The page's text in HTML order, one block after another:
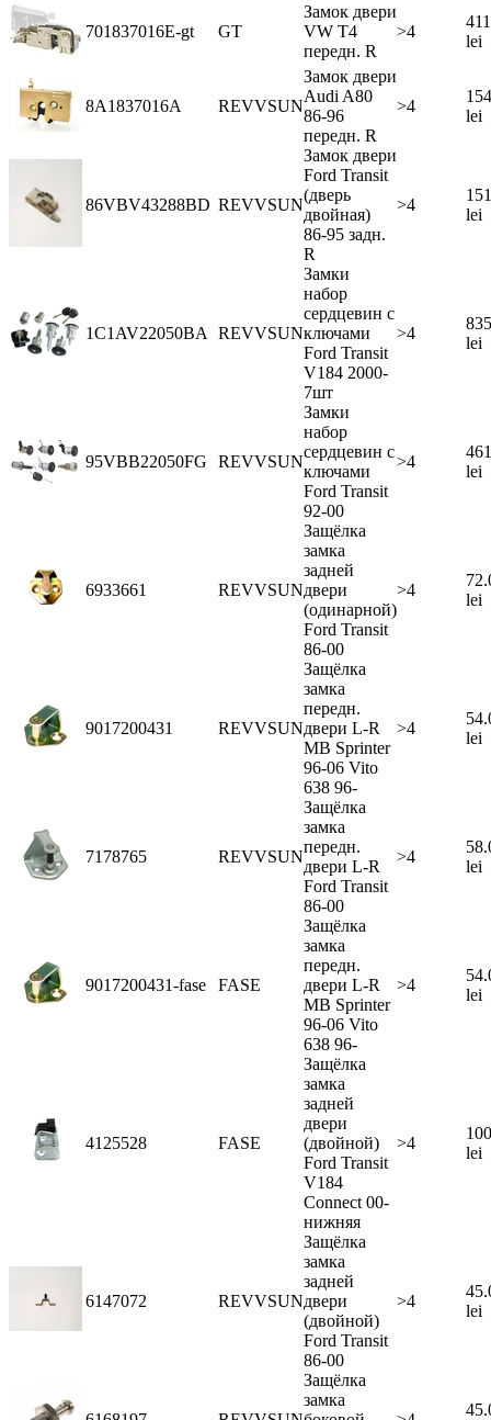
701837016E-gt GT
Замок двери
VW T4
передн. R
>4
lei
8A1837016A REVVSUN
Замок двери
Audi A80
86-96
передн. R
>4
lei
86VBV43288BD REVVSUN
Замок двери
Ford Transit
(дверь
двойная)
86-95 задн.
R
>4
lei
1C1AV22050BA REVVSUN
Замки
набор
сердцевин с
ключами
Ford Transit
V184 2000-
7шт
>4
lei
95VBB22050FG REVVSUN
Замки
набор
сердцевин с
ключами
Ford Transit
92-00
>4
lei
6933661 REVVSUN
Защёлка
замка
задней
двери
(одинарной)
Ford Transit
86-00
>4
lei
9017200431 REVVSUN
Защёлка
замка
передн.
двери L-R
MB Sprinter
96-06 Vito
638 96-
>4
lei
7178765 REVVSUN
Защёлка
замка
передн.
двери L-R
Ford Transit
86-00
>4
lei
9017200431-fase FASE
Защёлка
замка
передн.
двери L-R
MB Sprinter
96-06 Vito
638 96-
>4
lei
4125528 FASE
Защёлка
замка
задней
двери
(двойной)
Ford Transit
V184
Connect 00-
нижняя
>4
lei
6147072 REVVSUN
Защёлка
замка
задней
двери
(двойной)
Ford Transit
86-00
>4
lei
Защёлка
замка